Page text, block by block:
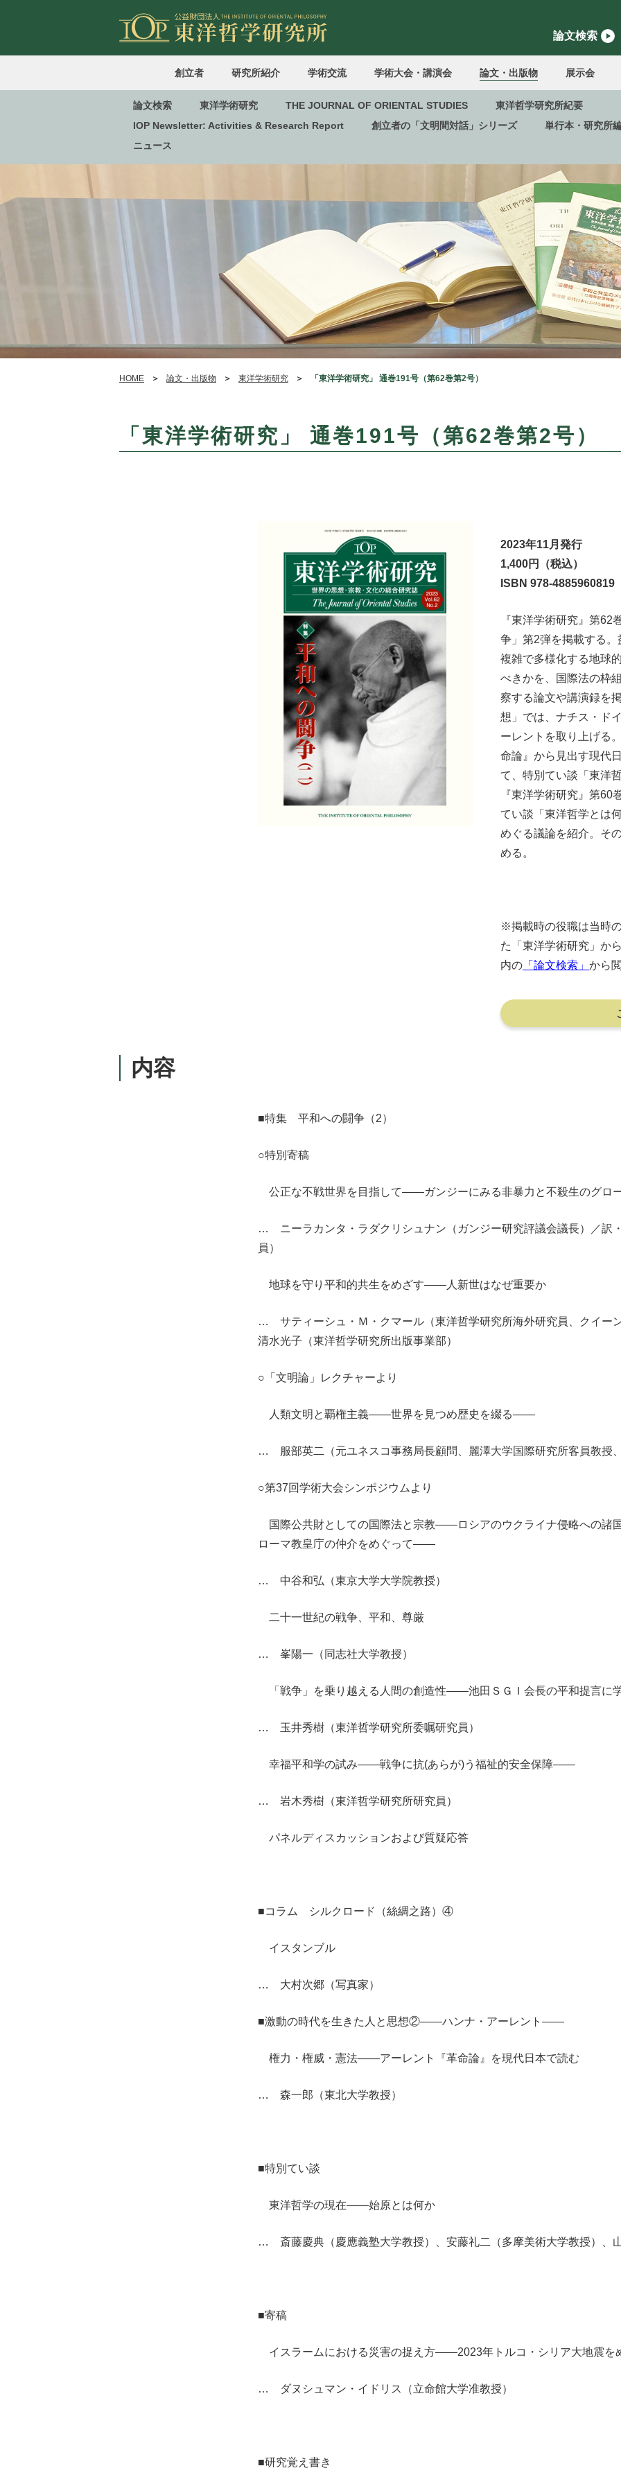
論文検索
創立者 研究所紹介 学術交流 学術大会・講演会 論文・出版物 展示会
論文検索 東洋学術研究 THE JOURNAL OF ORIENTAL STUDIES
東洋哲学研究所紀要
IOP Newsletter: Activities & Research Report
創立者の「文明間対話」シリーズ
単行本・研究所
ニュース
HOME 論文・出版物 東洋学術研究 「東洋学術研究」 通巻191号（第62巻第2号）
「東洋学術研究」 通巻191号（第62巻第2号）
2023年11月発行
1,400円（税込）
ISBN 978-4885960819
『東洋学術研究』第62
争」第2弾を掲載する
複雑で多様化する地球
べきかを、国際法の枠
察する論文や講演録を
想」では、ナチス・ド
ーレントを取り上げる
命論』から見出す現代
て、特別てい談「東洋
『東洋学術研究』第60
てい談「東洋哲学とは
めぐる議論を紹介。そ
める。
※掲載時の役職は当時
た「東洋学術研究」か
内の 「論文検索」 から
内容
■特集 平和への闘争（2）
○特別寄稿
公正な不戦世界を目指して――ガンジーにみる非暴力と不殺生のグ
… ニーラカンタ・ラダクリシュナン（ガンジー研究評議会議長）／訳
員）
地球を守り平和的共生をめざす――人新世はなぜ重要か
… サティーシュ・Ｍ・クマール（東洋哲学研究所海外研究員、クイー
清水光子（東洋哲学研究所出版事業部）
○「文明論」レクチャーより
人類文明と覇権主義――世界を見つめ歴史を綴る――
… 服部英二（元ユネスコ事務局長顧問、麗澤大学国際研究所客員教授
○第37回学術大会シンポジウムより
国際公共財としての国際法と宗教――ロシアのウクライナ侵略への諸
ローマ教皇庁の仲介をめぐって――
… 中谷和弘（東京大学大学院教授）
二十一世紀の戦争、平和、尊厳
… 峯陽一（同志社大学教授）
「戦争」を乗り越える人間の創造性――池田ＳＧＩ会長の平和提言
… 玉井秀樹（東洋哲学研究所委嘱研究員）
幸福平和学の試み――戦争に抗(あらが)う福祉的安全保障――
… 岩木秀樹（東洋哲学研究所研究員）
パネルディスカッションおよび質疑応答
■コラム シルクロード（絲綢之路）④
イスタンブル
… 大村次郷（写真家）
■激動の時代を生きた人と思想②――ハンナ・アーレント――
権力・権威・憲法――アーレント『革命論』を現代日本で読む
… 森一郎（東北大学教授）
■特別てい談
東洋哲学の現在――始原とは何か
… 斎藤慶典（慶應義塾大学教授）、安藤礼二（多摩美術大学教授）、
■寄稿
イスラームにおける災害の捉え方――2023年トルコ・シリア大地震
… ダヌシュマン・イドリス（立命館大学准教授）
■研究覚え書き